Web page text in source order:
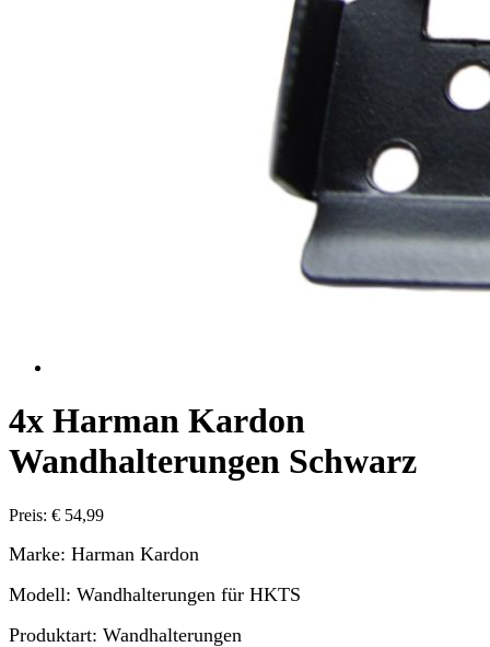
4x Harman Kardon
Wandhalterungen Schwarz
Preis: € 54,99
Marke: Harman Kardon
Modell: Wandhalterungen für HKTS
Produktart: Wandhalterungen